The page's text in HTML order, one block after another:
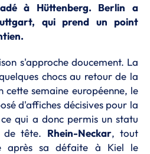
à Hüttenberg. Berlin a
qui prend un point
s'approche doucement. La
chocs au retour de la
semaine européenne, le
d'affiches décisives pour la
qui a donc permis un statu
de tête. Rhein-Neckar, tout
après sa défaite à Kiel le